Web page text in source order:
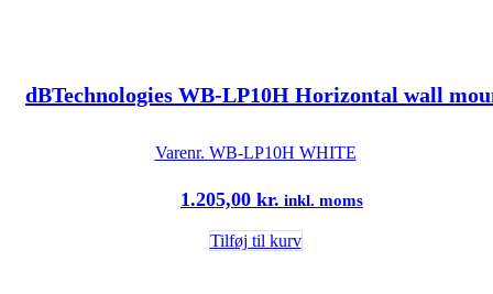
dBTechnologies WB-LP10H Horizontal wall
Varenr. WB-LP10H WHITE
1.205,00 kr. inkl. moms
Tilføj til kurv